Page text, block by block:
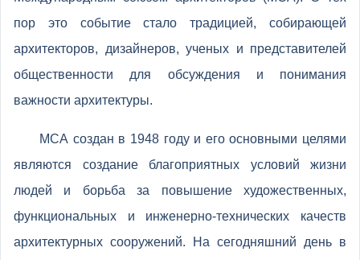
пор это событие стало традицией, собирающей
архитекторов, дизайнеров, ученых и представителей
общественности для обсуждения и понимания
важности архитектуры.
МСА создан в 1948 году и его основными целями
являются создание благоприятных условий жизни
людей и борьба за повышение художественных,
функциональных и инженерно-технических качеств
архитектурных сооружений. На сегодняшний день в